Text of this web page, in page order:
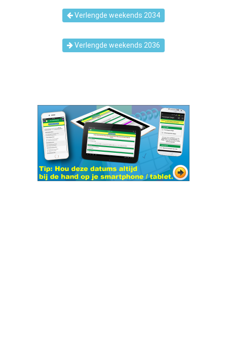
Verlengde weekends 2034
Verlengde weekends 2036